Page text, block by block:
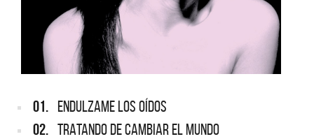
01. ENDULZAME LOS OÍDOS
02. TRATANDO DE CAMBIAR EL MUNDO